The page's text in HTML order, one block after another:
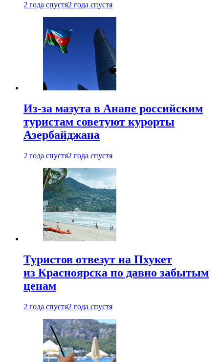
2 года спустя2 года спустя
Из-за мазута в Анапе российским
туристам советуют курорты
Азербайджана
2 года спустя2 года спустя
Туристов отвезут на Пхукет
из Красноярска по давно забытым
ценам
2 года спустя2 года спустя